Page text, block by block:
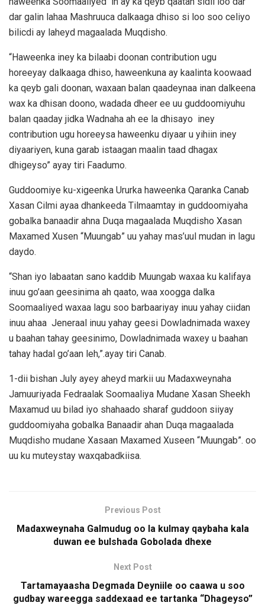
dar galin lahaa Mashruuca dalkaaga dhiso si loo soo celiyo
bilicdi ay laheyd magaalada Muqdisho.
“Haweenka iney ka bilaabi doonan contribution ugu
horeeyay dalkaaga dhiso, haweenkuna ay kaalinta koowaad
ka qeyb gali doonan, waxaan balan qaadeynaa inan dalkeena
wax ka dhisan doono, wadada dheer ee uu guddoomiyuhu
balan qaaday jidka Wadnaha ah ee la dhisayo iney
contribution ugu horeeysa haweenku diyaar u yihiin iney
diyaariyen, kuna garab istaagan maalin taad dhagax
dhigeyso” ayay tiri Faadumo.
Guddoomiye ku-xigeenka Ururka haweenka Qaranka Canab
Xasan Cilmi ayaa dhankeeda Tilmaamtay in guddoomiyaha
gobalka banaadir ahna Duqa magaalada Muqdisho Xasan
Maxamed Xusen “Muungab” uu yahay mas’uul mudan in lagu
daydo.
“Shan iyo labaatan sano kaddib Muungab waxaa ku kalifaya
inuu go’aan geesinima ah qaato, waa xoogga dalka
Soomaaliyed waxaa lagu soo barbaariyay inuu yahay ciidan
inuu ahaa Jeneraal inuu yahay geesi Dowladnimada waxey
u baahan tahay geesinimo, Dowladnimada waxey u baahan
tahay hadal go’aan leh,”.ayay tiri Canab.
1-dii bishan July ayey aheyd markii uu Madaxweynaha
Jamuuriyada Fedraalak Soomaaliya Mudane Xasan Sheekh
Maxamud uu bilad iyo shahaado sharaf guddoon siiyay
guddoomiyaha gobalka Banaadir ahan Duqa magaalada
Muqdisho mudane Xasaan Maxamed Xuseen “Muungab”. oo
uu ku muteystay waxqabadkiisa.
Previous Post
Madaxweynaha Galmudug oo la kulmay qaybaha kala
duwan ee bulshada Gobolada dhexe
Next Post
Tartamayaasha Degmada Deyniile oo caawa u soo
gudbay wareegga saddexaad ee tartanka “Dhageyso”